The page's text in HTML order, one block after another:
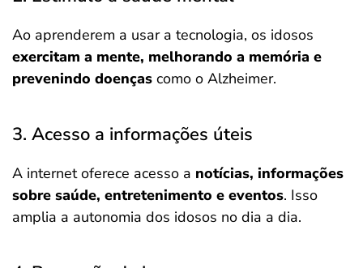
Ao aprenderem a usar a tecnologia, os idosos
exercitam a mente, melhorando a memória e
prevenindo doenças como o Alzheimer.
3. Acesso a informações úteis
A internet oferece acesso a notícias, informações
sobre saúde, entretenimento e eventos. Isso
amplia a autonomia dos idosos no dia a dia.